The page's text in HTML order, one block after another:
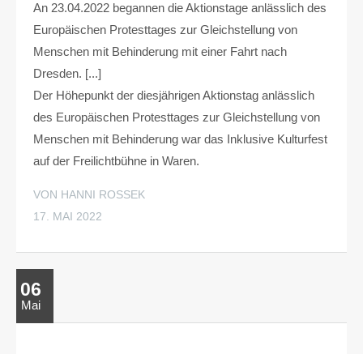
An 23.04.2022 begannen die Aktionstage anlässlich des
Europäischen Protesttages zur Gleichstellung von
Menschen mit Behinderung mit einer Fahrt nach
Dresden. [...]
Der Höhepunkt der diesjährigen Aktionstag anlässlich
des Europäischen Protesttages zur Gleichstellung von
Menschen mit Behinderung war das Inklusive Kulturfest
auf der Freilichtbühne in Waren.
VON HANNI ROSSEK
17. MAI 2022
06
Mai